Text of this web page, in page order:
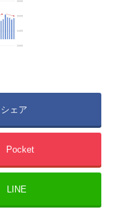
シェア
Pocket
LINE